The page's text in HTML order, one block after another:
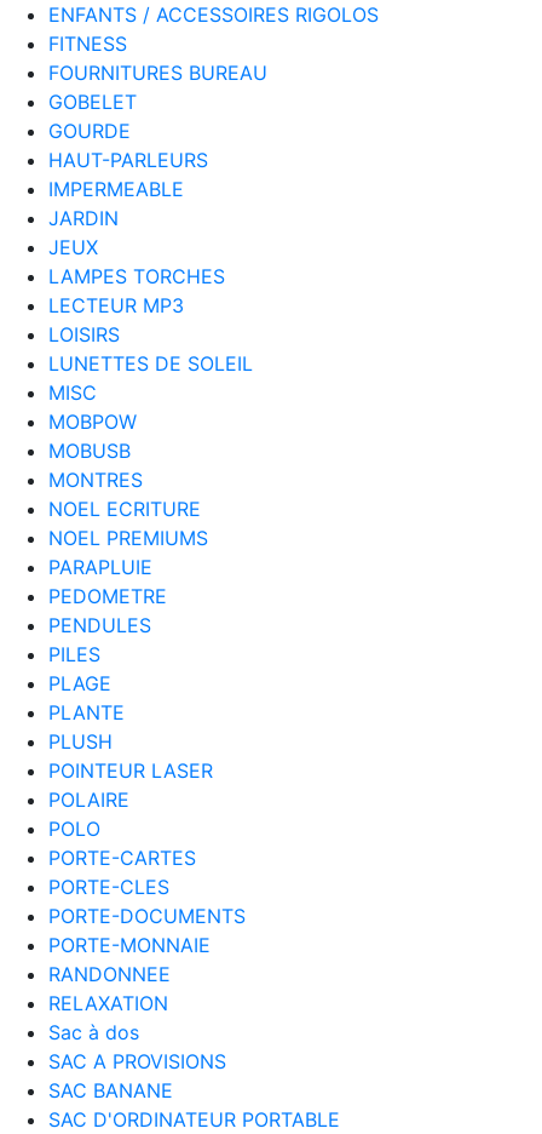
ENFANTS / ACCESSOIRES RIGOLOS
FITNESS
FOURNITURES BUREAU
GOBELET
GOURDE
HAUT-PARLEURS
IMPERMEABLE
JARDIN
JEUX
LAMPES TORCHES
LECTEUR MP3
LOISIRS
LUNETTES DE SOLEIL
MISC
MOBPOW
MOBUSB
MONTRES
NOEL ECRITURE
NOEL PREMIUMS
PARAPLUIE
PEDOMETRE
PENDULES
PILES
PLAGE
PLANTE
PLUSH
POINTEUR LASER
POLAIRE
POLO
PORTE-CARTES
PORTE-CLES
PORTE-DOCUMENTS
PORTE-MONNAIE
RANDONNEE
RELAXATION
Sac à dos
SAC A PROVISIONS
SAC BANANE
SAC D'ORDINATEUR PORTABLE